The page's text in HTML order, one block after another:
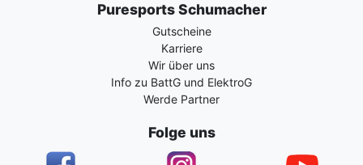
Puresports Schumacher
Gutscheine
Karriere
Wir über uns
Info zu BattG und ElektroG
Werde Partner
Folge uns